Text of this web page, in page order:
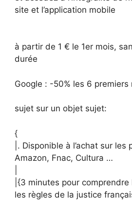
site et l’application mobile
à partir de 1 € le 1er mois,
durée
Google : -50% les 6 premiers
sujet sur un objet sujet:
{
|. Disponible à l’achat sur les
Amazon, Fnac, Cultura …
|{3 minutes pour comprendre
les règles de la justice